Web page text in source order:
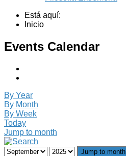
Está aquí:
Inicio
Events Calendar
By Year
By Month
By Week
Today
Jump to month
Jump to month